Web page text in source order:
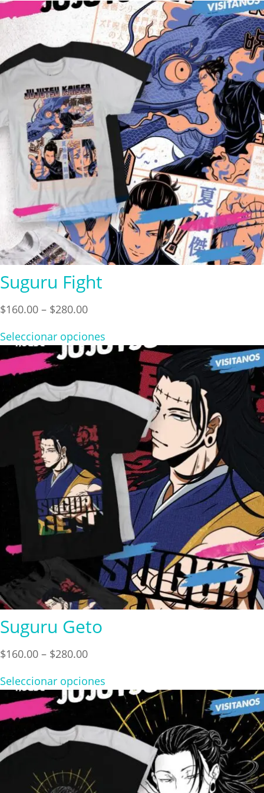
through
$280.00
Suguru Fight
$160.00 – $280.00Price
$160.00
$280.00
Seleccionar opciones
Suguru Geto
$160.00 – $280.00Price
$160.00
through
$280.00
Seleccionar opciones